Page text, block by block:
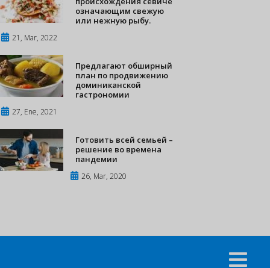
означающим свежую
или нежную рыбу.
21, Mar, 2022
Предлагают обширный
план по продвижению
доминиканской
гастрономии
27, Ene, 2021
Готовить всей семьей –
решение во времена
пандемии
26, Mar, 2020